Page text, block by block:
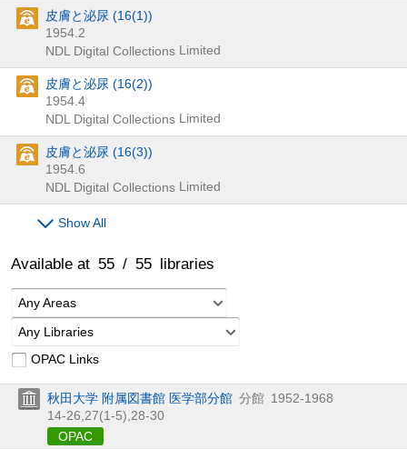
皮膚と泌尿 (16(1))
1954.2
NDL Digital Collections Limited
皮膚と泌尿 (16(2))
1954.4
NDL Digital Collections Limited
皮膚と泌尿 (16(3))
1954.6
NDL Digital Collections Limited
Show All
Available at 55 / 55 libraries
Any Areas
Any Libraries
OPAC Links
秋田大学 附属図書館 医学部分館 分館 1952-1968
14-26, 27(1-5), 28-30
OPAC